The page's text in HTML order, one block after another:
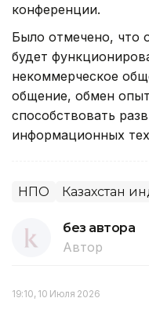
конференции.
Было отмечено, что
будет
некоммерческое
общение, обмен
способствовать
информационных
НПО Казахстан
без автора
Автор
19:10, 10 Июля 2026